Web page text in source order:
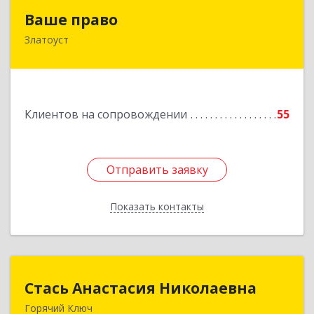
Ваше право
Златоуст
Клиентов на сопровождении 55
Отправить заявку
Показать контакты
Отправить заявку
Назад
Стась Анастасия Николаевна
Горячий Ключ
353290, г. Горячий Ключ, ул. Ленина, д. 242,